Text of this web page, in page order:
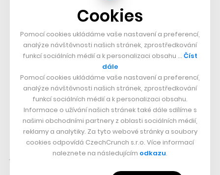
Protože lidé se s takovým názorem ztotožňují. Chce
zároveň podpořit Ukrajince. A vyslat signál i do Ruska.
Letecký most má ukázat, že jsme
schopni a ochotni pomoct běžným
civilistům na humanitární úrovni.
Následujícími kroky je tedy především burcování, jak
říká.„Potřebujeme nasbírat miliony lidí, kteří to budou
šířit dál. A jestli to bude nutné, budeme ty lidi
povolávat, aby o ně politici před svými sídly
Cookies
Pomocí cookies ukládáme vaše nastavení a preferencí,
analýze návštěvnosti našich stránek, zprostředkování
funkcí sociálních médií a k personalizaci obsahu … Číst
dále
Pomocí cookies ukládáme vaše nastavení a preferencí,
analýze návštěvnosti našich stránek, zprostředkování
funkcí sociálních médií a k personalizaci obsahu.
Informace o užívání našich stránek také dále sdílíme s
našimi obchodními partnery z oblasti sociálních médií,
reklamy a analytiky. Za tyto webové stránky a soubory
cookies odpovídá CzechCrunch s.r.o. Více informací
naleznete na následujícím odkazu.